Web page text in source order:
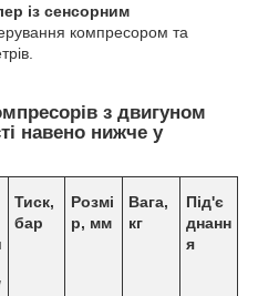
із сенсорним
компресором та
з двигуном
навено нижче у
Тиск,
бар
Розмі
р, мм
Вага,
кг
Під'є
днанн
я